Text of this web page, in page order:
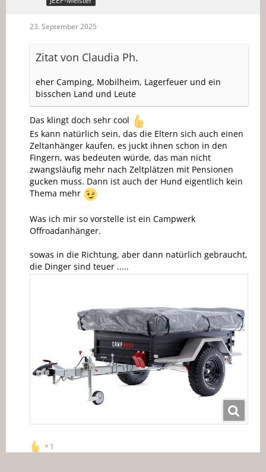
23. September 2025
Zitat von Claudia Ph.
eher Camping, Mobilheim, Lagerfeuer und ein
bisschen Land und Leute
Das klingt doch sehr cool
Es kann natürlich sein, das die Eltern sich auch einen
Zeltanhänger kaufen, es juckt ihnen schon in den
Fingern, was bedeuten würde, das man nicht
zwangsläufig mehr nach Zeltplätzen mit Pensionen
gucken muss. Dann ist auch der Hund eigentlich kein
Thema mehr
Was ich mir so vorstelle ist ein Campwerk
Offroadanhänger.
sowas in die Richtung, aber dann natürlich gebraucht,
die Dinger sind teuer .....
1